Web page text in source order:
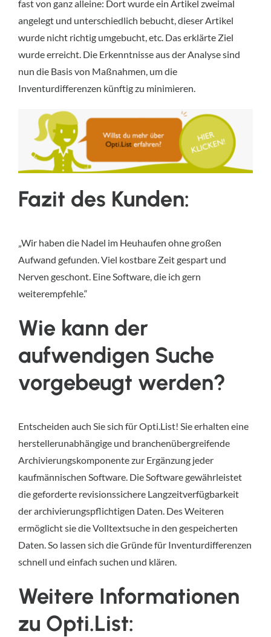
fast von ganz alleine: Dort wurde ein Artikel zweimal
angelegt und unterschiedlich bebucht, dieser Artikel
wurde nicht richtig umgebucht, etc. Das erklärte Ziel
wurde erreicht. Die Erkenntnisse aus der Analyse sind
nun die Basis von Maßnahmen, um die
Inventurdifferenzen künftig zu minimieren.
Fazit des Kunden:
„Wir haben die Nadel im Heuhaufen ohne großen
Aufwand gefunden. Viel kostbare Zeit gespart und
Nerven geschont. Eine Software, die ich gern
weiterempfehle.“
Wie kann der
aufwendigen Suche
vorgebeugt werden?
Entscheiden auch Sie sich für Opti.List! Sie erhalten eine
herstellerunabhängige und branchenübergreifende
Archivierungskomponente zur Ergänzung jeder
kaufmännischen Software. Die Software gewährleistet
die geforderte revisionssichere Langzeitverfügbarkeit
der archivierungspflichtigen Daten. Des Weiteren
ermöglicht sie die Volltextsuche in den gespeicherten
Daten. So lassen sich die Gründe für Inventurdifferenzen
schnell und einfach suchen und klären.
Weitere Informationen
zu Opti.List: